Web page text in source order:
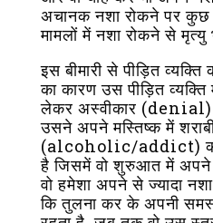
अचानक नशा रोकने पर कुछ
मामलों में नशा रोकने से मृत्यु
इस बीमारी से पीड़ित
का कारण उस पीड़ित
लेकर अस्वीकार (denial)
उसने अपने मस्तिष्क में
(alcoholic/addict) की
है जिसमें वो शुरुआत में अपने
वो हमेशा अपने से ज्यादा
कि तुलना कर के अपनी